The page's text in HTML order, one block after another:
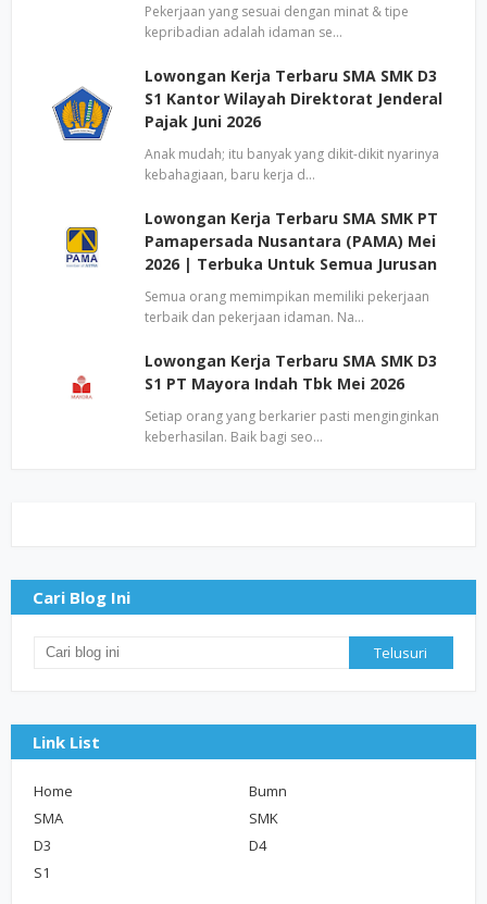
Pekerjaan yang sesuai dengan minat & tipe
kepribadian adalah idaman se…
Lowongan Kerja Terbaru SMA SMK D3
S1 Kantor Wilayah Direktorat Jenderal
Pajak Juni 2026
Anak mudah; itu banyak yang dikit-dikit nyarinya
kebahagiaan, baru kerja d…
Lowongan Kerja Terbaru SMA SMK PT
Pamapersada Nusantara (PAMA) Mei
2026 | Terbuka Untuk Semua Jurusan
Semua orang memimpikan memiliki pekerjaan
terbaik dan pekerjaan idaman. Na…
Lowongan Kerja Terbaru SMA SMK D3
S1 PT Mayora Indah Tbk Mei 2026
Setiap orang yang berkarier pasti menginginkan
keberhasilan. Baik bagi seo…
Cari Blog Ini
Link List
Home
Bumn
SMA
SMK
D3
D4
S1